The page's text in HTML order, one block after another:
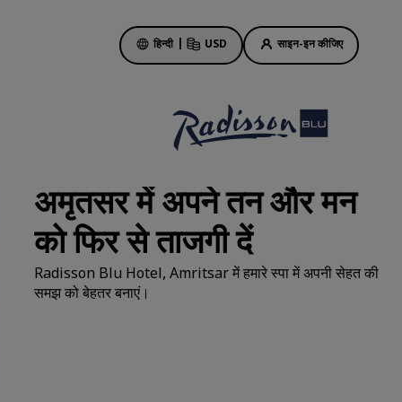
हिन्दी USD साइन-इन कीजिए
होटल की डील
पहली बार का मजा कुछ और ही होता है
दिन की सबसे अच्छी डील
हमारे पैकेज देखें
अमृतसर में अपने तन और मन
को फिर से ताजगी दें
Radisson Blu Hotel, Amritsar में हमारे स्पा में अपनी सेहत की
समझ को बेहतर बनाएं।